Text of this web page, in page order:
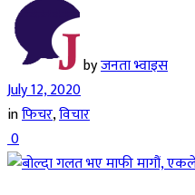
byजनता भ्वाइस
July 12, 2020
inफिचर,विचार
0